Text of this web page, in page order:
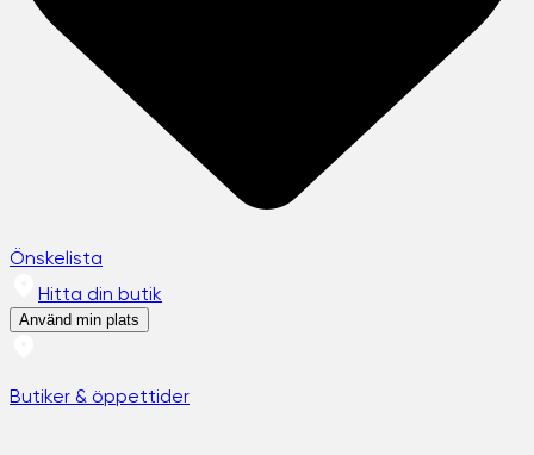
Önskelista
Hitta din butik
Använd min plats
Butiker & öppettider